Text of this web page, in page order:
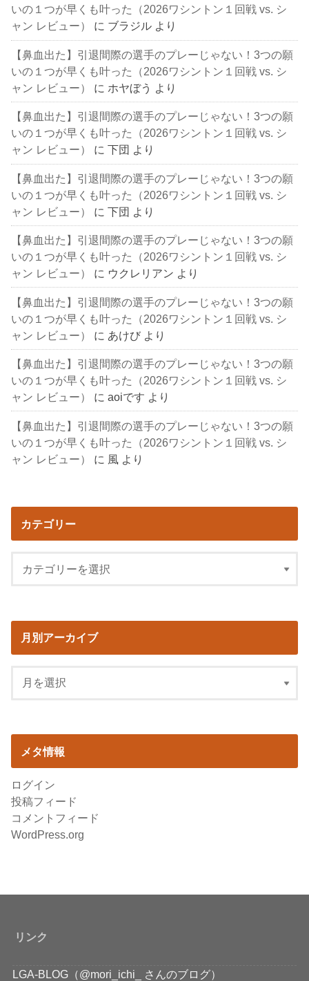
いの１つが早くも叶った（2026ワシントン１回戦 vs. シ
ャン レビュー）
に ブラジル より
【鼻血出た】引退間際の選手のプレーじゃない！3つの願
いの１つが早くも叶った（2026ワシントン１回戦 vs. シ
ャン レビュー）
に ホヤぼう より
【鼻血出た】引退間際の選手のプレーじゃない！3つの願
いの１つが早くも叶った（2026ワシントン１回戦 vs. シ
ャン レビュー）
に下団 より
【鼻血出た】引退間際の選手のプレーじゃない！3つの願
いの１つが早くも叶った（2026ワシントン１回戦 vs. シ
ャン レビュー）
に下団 より
【鼻血出た】引退間際の選手のプレーじゃない！3つの願
いの１つが早くも叶った（2026ワシントン１回戦 vs. シ
ャン レビュー）
に ウクレリアン より
【鼻血出た】引退間際の選手のプレーじゃない！3つの願
いの１つが早くも叶った（2026ワシントン１回戦 vs. シ
ャン レビュー）
に あけび より
【鼻血出た】引退間際の選手のプレーじゃない！3つの願
いの１つが早くも叶った（2026ワシントン１回戦 vs. シ
ャン レビュー）
にaoiです より
【鼻血出た】引退間際の選手のプレーじゃない！3つの願
いの１つが早くも叶った（2026ワシントン１回戦 vs. シ
ャン レビュー）
に 風 より
カテゴリー
月別アーカイブ
メタ情報
ログイン
投稿フィード
コメントフィード
WordPress.org
リンク
LGA-BLOG（@mori_ichi_ さんのブログ）